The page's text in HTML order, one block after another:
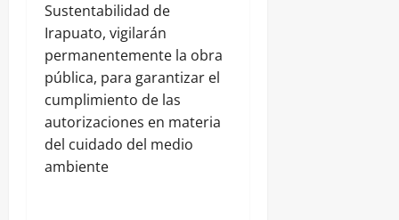
Sustentabilidad de
Irapuato, vigilarán
permanentemente la obra
pública, para garantizar el
cumplimiento de las
autorizaciones en materia
del cuidado del medio
ambiente